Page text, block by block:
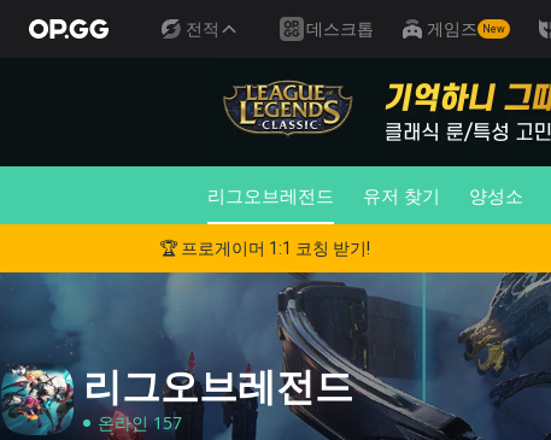
전적 데스크톱 게임즈 New
리그오브레전드 유저 찾기 양성소
🏆 프로게이머 1:1 코칭 받기!
리그오브레전드
온라인 157